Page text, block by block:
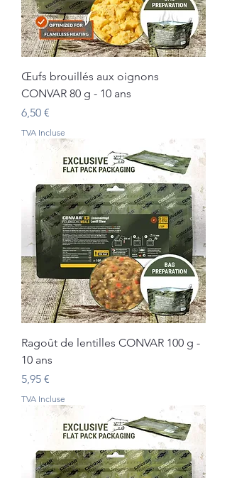
Œufs brouillés aux oignons
CONVAR 80 g - 10 ans
Prix
6,50 €
TVA Incluse
Ragoût de lentilles CONVAR 100 g -
10 ans
Prix
5,95 €
TVA Incluse